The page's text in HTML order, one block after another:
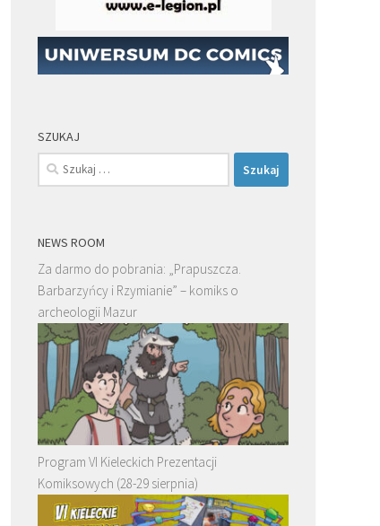
SZUKAJ
Szukaj:
NEWS ROOM
Za darmo do pobrania: „Prapuszcza.
Barbarzyńcy i Rzymianie” – komiks o
archeologii Mazur
Program VI Kieleckich Prezentacji
Komiksowych (28-29 sierpnia)